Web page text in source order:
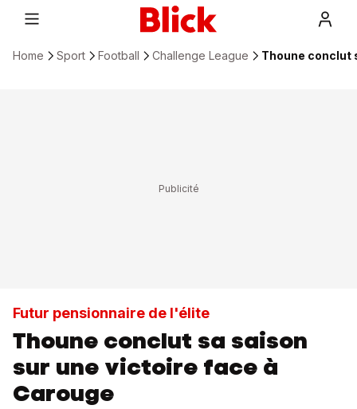
Home Sport Football Challenge League Thoune conclut
Futur pensionnaire de l'élite
Thoune conclut sa saison
sur une victoire face à
Carouge